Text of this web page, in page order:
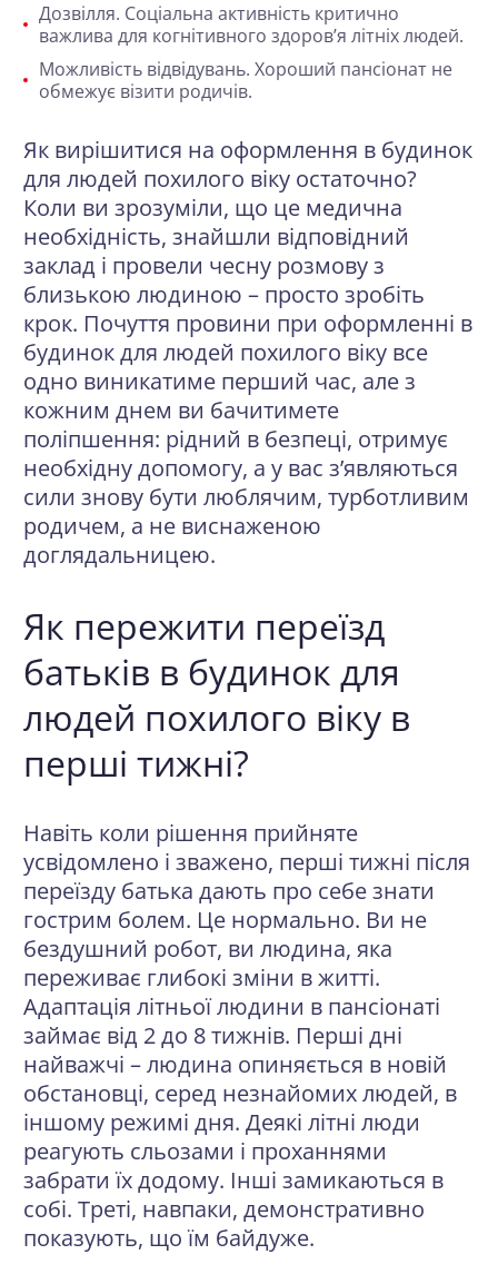
Дозвілля. Соціальна активність критично
важлива для когнітивного здоров’я літніх людей.
Можливість відвідувань. Хороший пансіонат не
обмежує візити родичів.
Як вирішитися на оформлення в будинок
для людей похилого віку остаточно?
Коли ви зрозуміли, що це медична
необхідність, знайшли відповідний
заклад і провели чесну розмову з
близькою людиною – просто зробіть
крок. Почуття провини при оформленні в
будинок для людей похилого віку все
одно виникатиме перший час, але з
кожним днем ви бачитимете
поліпшення: рідний в безпеці, отримує
необхідну допомогу, а у вас з’являються
сили знову бути люблячим, турботливим
родичем, а не виснаженою
доглядальницею.
Як пережити переїзд
батьків в будинок для
людей похилого віку в
перші тижні?
Навіть коли рішення прийняте
усвідомлено і зважено, перші тижні після
переїзду батька дають про себе знати
гострим болем. Це нормально. Ви не
бездушний робот, ви людина, яка
переживає глибокі зміни в житті.
Адаптація літньої людини в пансіонаті
займає від 2 до 8 тижнів. Перші дні
найважчі – людина опиняється в новій
обстановці, серед незнайомих людей, в
іншому режимі дня. Деякі літні люди
реагують сльозами і проханнями
забрати їх додому. Інші замикаються в
собі. Треті, навпаки, демонстративно
показують, що їм байдуже.